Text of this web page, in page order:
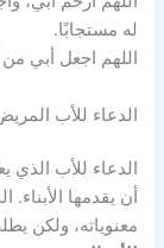
له مستجابًا.
اللهم اجعل أبي من
الدعاء للأب
الدعاء للأب
أن يقدمها
معنوياته، ولكن